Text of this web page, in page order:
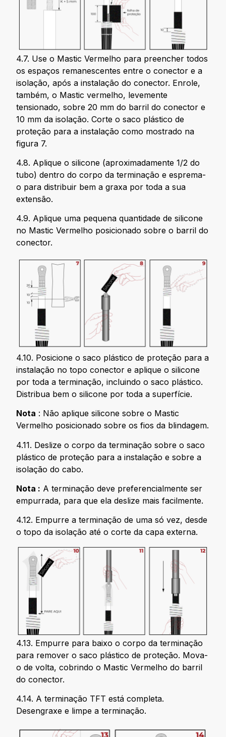
4.7. Use o Mastic Vermelho para preencher todos
os espaços remanescentes entre o conector e a
isolação, após a instalação do conector. Enrole,
também, o Mastic vermelho, levemente
tensionado, sobre 20 mm do barril do conector e
10 mm da isolação. Corte o saco plástico de
proteção para a instalação como mostrado na
figura 7.
4.8. Aplique o silicone (aproximadamente 1/2 do
tubo) dentro do corpo da terminação e esprema-
o para distribuir bem a graxa por toda a sua
extensão.
4.9. Aplique uma pequena quantidade de silicone
no Mastic Vermelho posicionado sobre o barril do
conector.
4.10. Posicione o saco plástico de proteção para a
instalação no topo conector e aplique o silicone
por toda a terminação, incluindo o saco plástico.
Distribua bem o silicone por toda a superfície.
Nota : Não aplique silicone sobre o Mastic
Vermelho posicionado sobre os fios da blindagem.
4.11. Deslize o corpo da terminação sobre o saco
plástico de proteção para a instalação e sobre a
isolação do cabo.
Nota : A terminação deve preferencialmente ser
empurrada, para que ela deslize mais facilmente.
4.12. Empurre a terminação de uma só vez, desde
o topo da isolação até o corte da capa externa.
4.13. Empurre para baixo o corpo da terminação
para remover o saco plástico de proteção. Mova-
o de volta, cobrindo o Mastic Vermelho do barril
do conector.
4.14. A terminação TFT está completa.
Desengraxe e limpe a terminação.